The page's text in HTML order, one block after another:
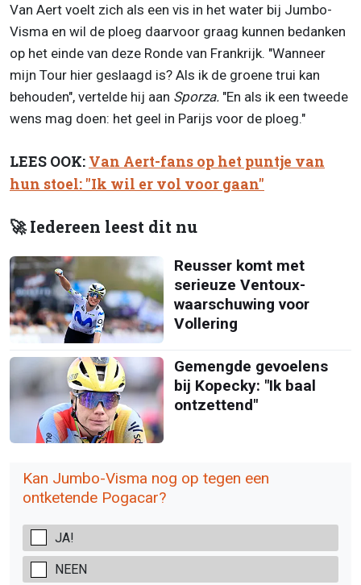
Van Aert voelt zich als een vis in het water bij Jumbo-
Visma en wil de ploeg daarvoor graag kunnen bedanken
op het einde van deze Ronde van Frankrijk. "Wanneer
mijn Tour hier geslaagd is? Als ik de groene trui kan
behouden", vertelde hij aan Sporza. "En als ik een tweede
wens mag doen: het geel in Parijs voor de ploeg."
LEES OOK: Van Aert-fans op het puntje van
hun stoel: "Ik wil er vol voor gaan"
🚀 Iedereen leest dit nu
Reusser komt met
serieuze Ventoux-
waarschuwing voor
Vollering
Gemengde gevoelens
bij Kopecky: "Ik baal
ontzettend"
Kan Jumbo-Visma nog op tegen een
ontketende Pogacar?
JA!
NEEN